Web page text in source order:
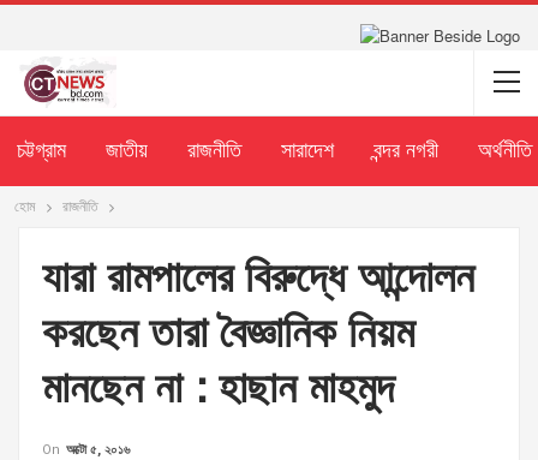
চট্টগ্রাম জাতীয় রাজনীতি সারাদেশ বন্দর নগরী অর্থনীতি
হোম রাজনীতি
যারা রামপালের বিরুদ্ধে আন্দোলন
করছেন তারা বৈজ্ঞানিক নিয়ম
মানছেন না : হাছান মাহমুদ
On অক্টো ৫, ২০১৬